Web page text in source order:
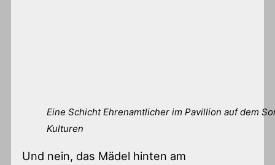
Eine Schicht Ehrenamtlicher im Pavillion auf dem
Kulturen
Und nein, das Mädel hinten am